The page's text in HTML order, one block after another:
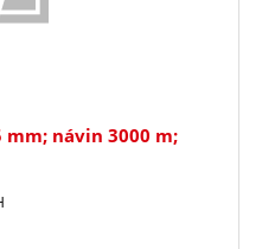
mm; návin 3000 m;